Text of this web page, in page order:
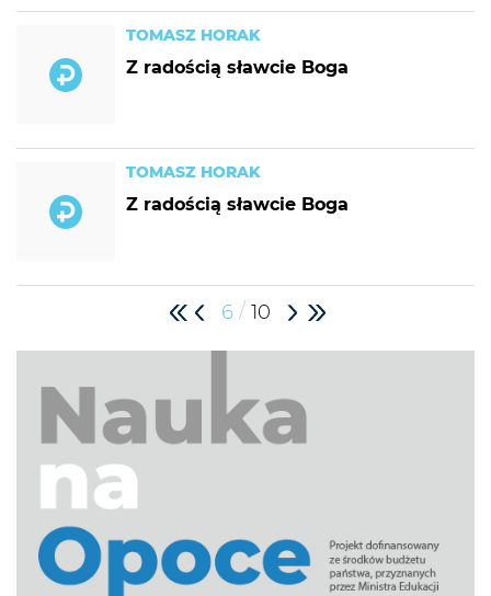
TOMASZ HORAK
Z radością sławcie Boga
TOMASZ HORAK
Z radością sławcie Boga
6 / 10